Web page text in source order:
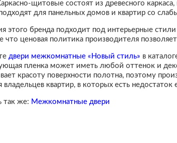
щитовые состоят из древесного
для панельных домов и квартир со
этого бренда подходит под интерьерные
что ценовая политика производителя
двери межкомнатные «Новый стиль» в
пленка может иметь любой оттенок и
красоту поверхности полотна, поэтому
владельцев квартир, в которых есть недостаток
так же: Межкомнатные двери